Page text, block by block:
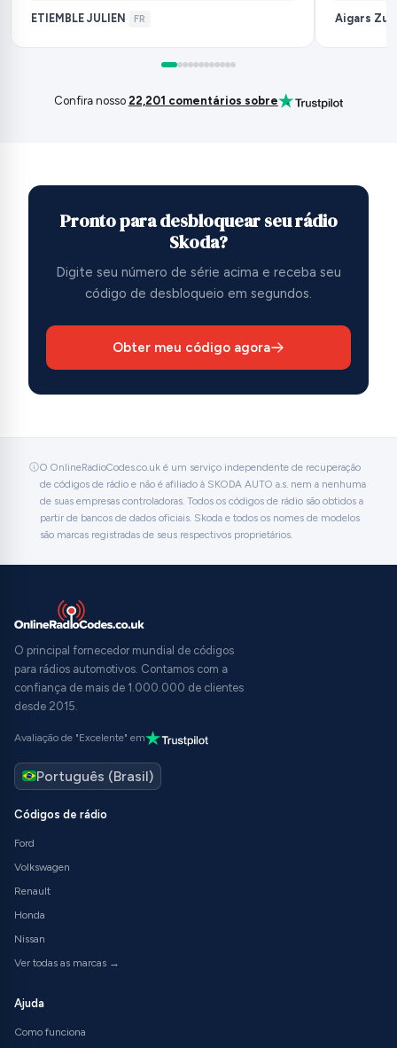
ETIEMBLE JULIEN · FR Aigars
Confira nosso 22,201 comentários sobre
Pronto para desbloquear seu rádio
Skoda?
Digite seu número de série acima e receba seu
código de desbloqueio em segundos.
Obter meu código agora
O OnlineRadioCodes.co.uk é um serviço independente de recuperação
de códigos de rádio e não é afiliado à SKODA AUTO a.s. nem a nenhuma
de suas empresas controladoras. Todos os códigos de rádio são obtidos a
partir de bancos de dados oficiais. Skoda e todos os nomes de modelos
são marcas registradas de seus respectivos proprietários.
O principal fornecedor mundial de códigos
para rádios automotivos. Contamos com a
confiança de mais de 1.000.000 de clientes
desde 2015.
Avaliação de "Excelente" em
Códigos de rádio
Ford
Volkswagen
Renault
Honda
Nissan
Ver todas as marcas →
Ajuda
Como funciona